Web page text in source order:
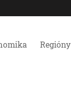
Regióny